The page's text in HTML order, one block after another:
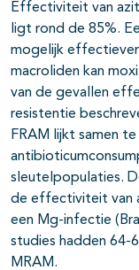
Effectiviteit van
ligt rond de 85%.
mogelijk effectiever
macroliden kan
van de gevallen
resistentie
FRAM lijkt samen
sleutelpopulaties.
de effectiviteit van
een Mg-infectie
studies hadden 64-
MRAM.